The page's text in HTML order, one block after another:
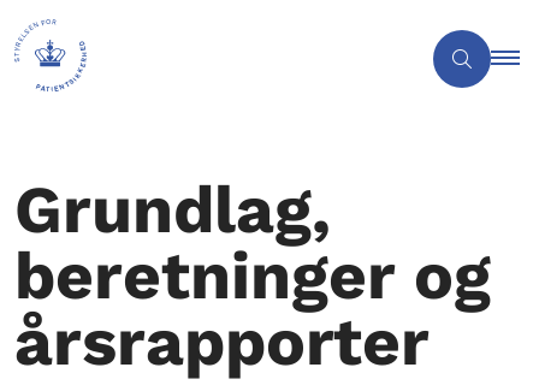
Grundlag,
beretninger og
årsrapporter